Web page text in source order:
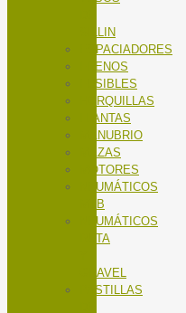
SILLIN
ESPACIADORES
FRENOS
FUSIBLES
HORQUILLAS
LLANTAS
MANUBRIO
MAZAS
MOTORES
NEUMÁTICOS
MTB
NEUMÁTICOS
RUTA
GRAVEL
PASTILLAS